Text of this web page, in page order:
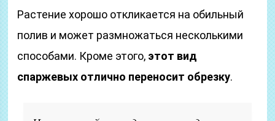
Растение хорошо откликается на обильный
полив и может размножаться несколькими
способами. Кроме этого, этот вид
спаржевых отлично переносит обрезку.